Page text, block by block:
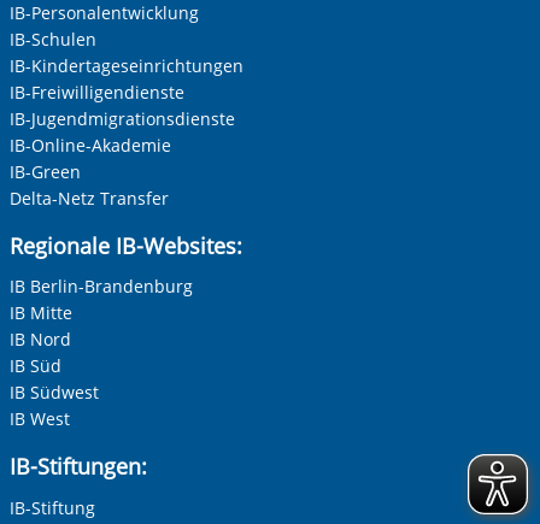
IB-Personalentwicklung
IB-Schulen
IB-Kindertageseinrichtungen
IB-Freiwilligendienste
IB-Jugendmigrationsdienste
IB-Online-Akademie
IB-Green
Delta-Netz Transfer
Regionale IB-Websites:
IB Berlin-Brandenburg
IB Mitte
IB Nord
IB Süd
IB Südwest
IB West
IB-Stiftungen:
IB-Stiftung